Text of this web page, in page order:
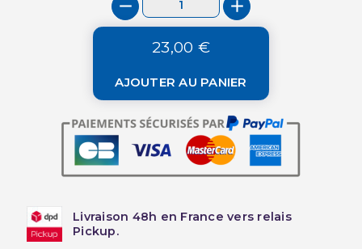
23,00 €
AJOUTER AU PANIER
Livraison 48h en France vers relais
Pickup.